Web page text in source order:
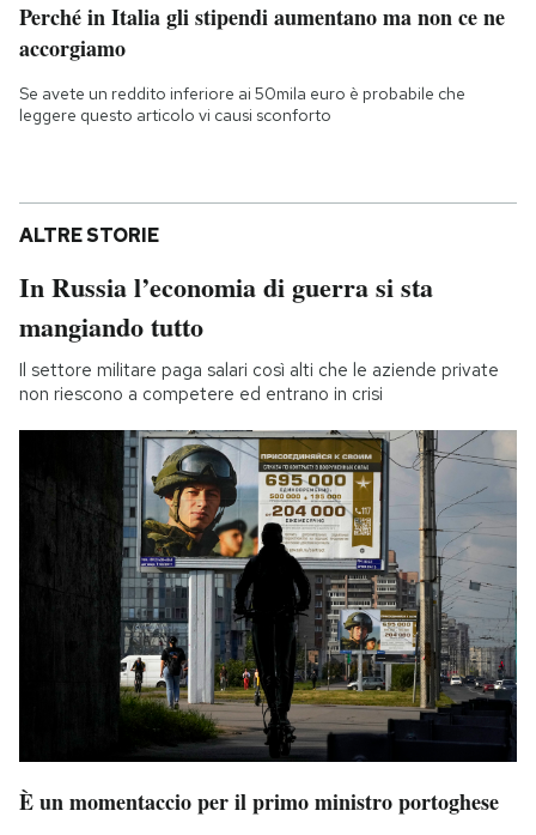
Perché in Italia gli stipendi aumentano ma non ce ne
accorgiamo
Se avete un reddito inferiore ai 50mila euro è probabile che
leggere questo articolo vi causi sconforto
ALTRE STORIE
In Russia l’economia di guerra si sta
mangiando tutto
Il settore militare paga salari così alti che le aziende private
non riescono a competere ed entrano in crisi
È un momentaccio per il primo ministro portoghese